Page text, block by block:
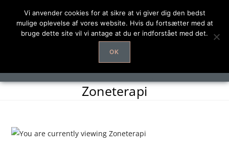
Zoneterapi
Vi anvender cookies for at sikre at vi giver dig den bedst
mulige oplevelse af vores website. Hvis du fortsætter med at
bruge dette site vil vi antage at du er indforstået med det.
OK